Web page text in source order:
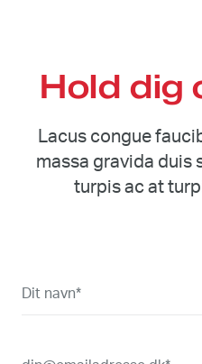
Hold dig
Lacus congue
massa gravida duis
turpis ac at